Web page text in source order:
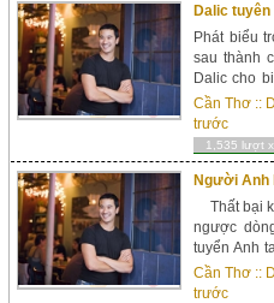
Dalic
Phát biểu
sau thành
Dalic cho
Brazil hoặc
thành với
trên đất
Cần Thơ ::
trước
1,535 lượt
Người Anh
Thất bại
ngược
tuyển Anh
bóng đá trở
tiến trận
Cần Thơ ::
trước